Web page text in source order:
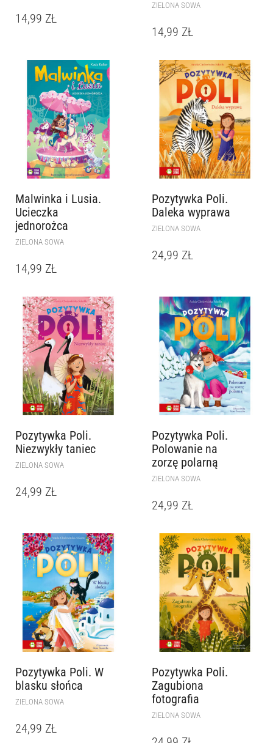
14,99 ZŁ
ZIELONA SOWA
14,99 ZŁ
Malwinka i Lusia.
Ucieczka
jednorożca
ZIELONA SOWA
14,99 ZŁ
Pozytywka Poli.
Daleka wyprawa
ZIELONA SOWA
24,99 ZŁ
Pozytywka Poli.
Niezwykły taniec
ZIELONA SOWA
24,99 ZŁ
Pozytywka Poli.
Polowanie na
zorzę polarną
ZIELONA SOWA
24,99 ZŁ
Pozytywka Poli. W
blasku słońca
ZIELONA SOWA
24,99 ZŁ
Pozytywka Poli.
Zagubiona
fotografia
ZIELONA SOWA